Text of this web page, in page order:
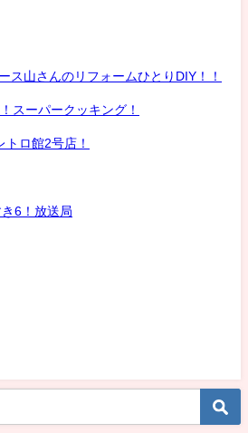
ス山さんのリフォームひとりDIY！！
スーパークッキング！
ロ館2号店！
6！放送局